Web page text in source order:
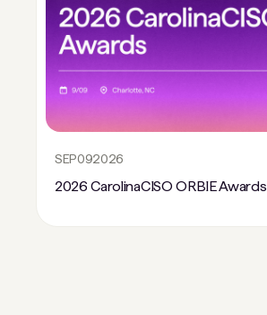
SEP092026
2026 CarolinaCISO ORBIE Awards